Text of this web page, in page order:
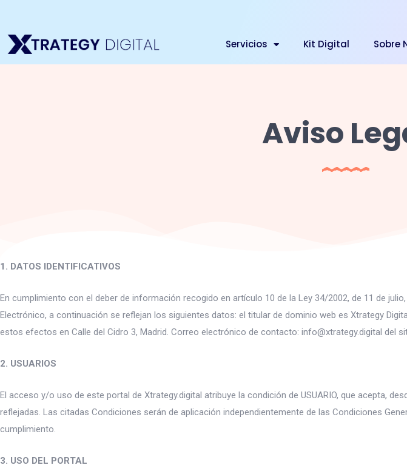
contenido
Servicios Kit Digital Sobre
Aviso
1. DATOS IDENTIFICATIVOS
En cumplimiento con el deber de información recogido en artículo 10 de la Ley 34/2002, de 11 de
Electrónico, a continuación se reflejan los siguientes datos: el titular de dominio web es Xtrategy
estos efectos en Calle del Cidro 3, Madrid. Correo electrónico de contacto: info@xtrategy.digital del
2. USUARIOS
El acceso y/o uso de este portal de Xtrategy.digital atribuye la condición de USUARIO, que acepta,
reflejadas. Las citadas Condiciones serán de aplicación independientemente de las Condiciones
cumplimiento.
3. USO DEL PORTAL